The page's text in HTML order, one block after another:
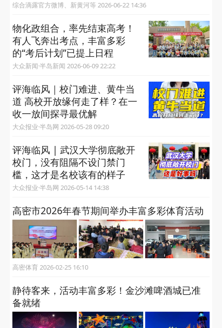
综合滴露官方微博、新黄河等 2026-06-22 14:36
物化政组合，率先结束高考！
有人飞奔出考点，丰富多彩
的“考后计划”已提上日程
大众新闻·半岛新闻 2026-06-09 22:22
评海临风｜校门难进、黄牛当
道 高校开放缘何走了样？在一
收一放间探寻最优解
大众报业·半岛网 2026-05-28 09:20
评海临风 | 武汉大学彻底敞开
校门，没有阻隔不设门禁门
槛，这才是名校该有的样子
大众报业·半岛网 2026-05-14 14:38
高密市2026年春节期间举办丰富多彩体育活动
高密体育 2026-02-25 16:10
静待客来，活动丰富多彩！金沙滩啤酒城已准
备就绪